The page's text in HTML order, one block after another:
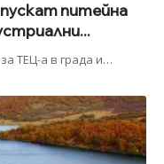
питейна
ТЕЦ-а в града и…